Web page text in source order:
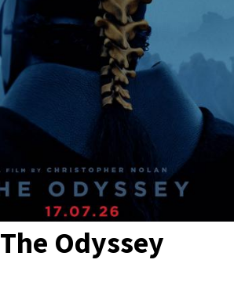
The Odyssey